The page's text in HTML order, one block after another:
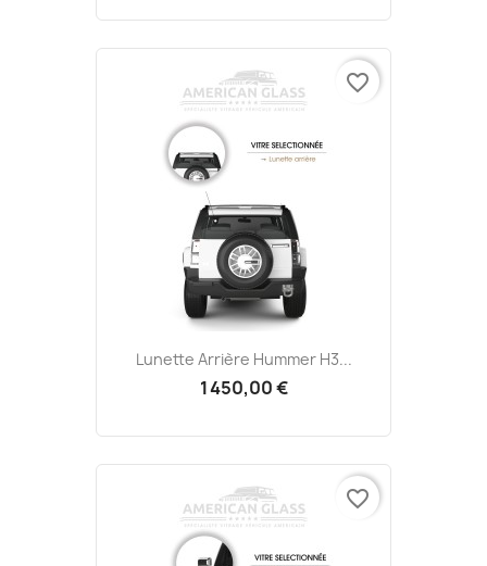
Lunette Arrière Hummer H3...
1 450,00 €
favorite_border
favorite_border